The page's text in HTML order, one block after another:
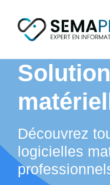
Découvrez
logicielles